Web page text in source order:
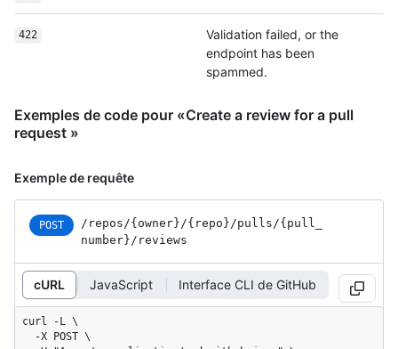
422
Validation failed, or the
endpoint has been
spammed.
Exemples de code pour «Create a review for a pull
request »
Exemple de requête
POST /repos /{owner} /{repo} /pulls /{pull_
number} /reviews
cURL JavaScript Interface CLI de GitHub
curl -L \